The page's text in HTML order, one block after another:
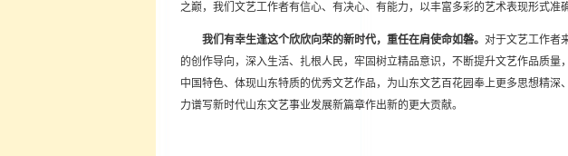
之巅，我们文艺工作者有信心、有决心、有能力，以丰富多彩的艺术表现形式
我们有幸生逢这个欣欣向荣的新时代，重任在肩使命如磐。对于文艺工作者
的创作导向，深入生活、扎根人民，牢固树立精品意识，不断提升文艺作品质
中国特色、体现山东特质的优秀文艺作品，为山东文艺百花园奉上更多思想精
力谱写新时代山东文艺事业发展新篇章作出新的更大贡献。